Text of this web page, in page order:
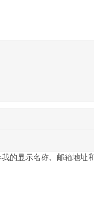
的显示名称、邮箱地址